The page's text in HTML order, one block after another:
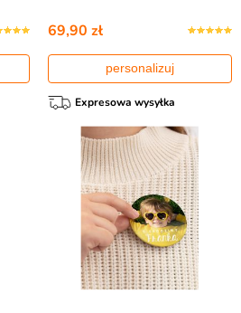
69,90 zł
personalizuj
Expresowa wysyłka